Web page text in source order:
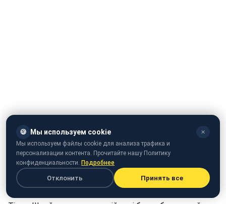
Фільм Tschiller: Off Duty, або "Безбашенний Нік", з
🍪 Мы используем cookie ✕
Мы используем файлы cookie для анализа трафика и
персонализации контента. Прочитайте нашу Политику
конфиденциальности. Подробнее
Отклонить Принять все